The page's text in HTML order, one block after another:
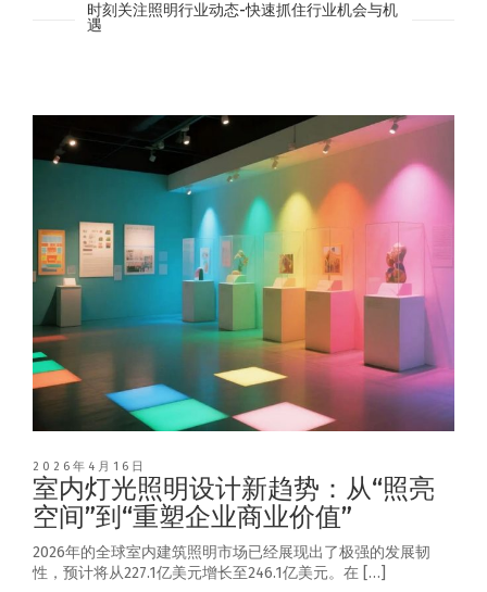
时刻关注照明行业动态-快速抓住行业机会与机
遇
2026年4月16日
室内灯光照明设计新趋势：从“照亮
空间”到“重塑企业商业价值”
2026年的全球室内建筑照明市场已经展现出了极强的发展韧
性，预计将从227.1亿美元增长至246.1亿美元。在 […]